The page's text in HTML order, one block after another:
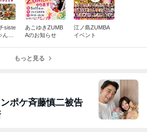
siste
の
あこゆきZUMB
Aのお知らせ
江ノ島ZUMBA
イベント
もっと見る
ポケ斉藤慎二被告